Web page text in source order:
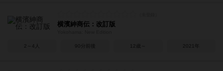
横濱紳商伝：改訂版
2～4人 90分前後 12歳～ 2021年